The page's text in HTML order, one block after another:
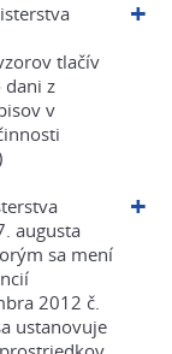
tlačív
dani z
v
augusta
sa mení
2012 č.
ustanovuje